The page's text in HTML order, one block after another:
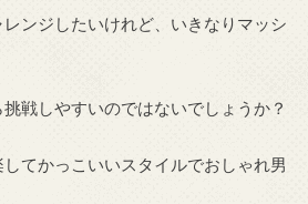
ンジしたいけれど、いきなりマッシ
戦しやすいのではないでしょうか？
てかっこいいスタイルでおしゃれ男